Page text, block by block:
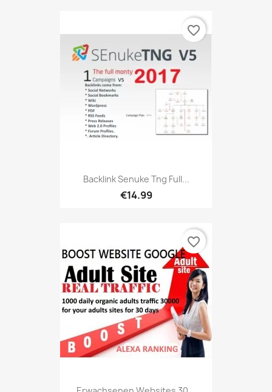
Backlink Senuke Tng Full...
€14.99
favorite_border
favorite_border